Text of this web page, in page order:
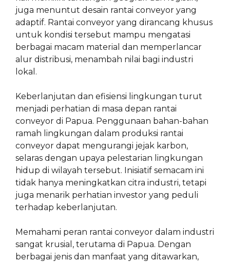
juga menuntut desain rantai conveyor yang
adaptif. Rantai conveyor yang dirancang khusus
untuk kondisi tersebut mampu mengatasi
berbagai macam material dan memperlancar
alur distribusi, menambah nilai bagi industri
lokal.
Keberlanjutan dan efisiensi lingkungan turut
menjadi perhatian di masa depan rantai
conveyor di Papua. Penggunaan bahan-bahan
ramah lingkungan dalam produksi rantai
conveyor dapat mengurangi jejak karbon,
selaras dengan upaya pelestarian lingkungan
hidup di wilayah tersebut. Inisiatif semacam ini
tidak hanya meningkatkan citra industri, tetapi
juga menarik perhatian investor yang peduli
terhadap keberlanjutan.
Memahami peran rantai conveyor dalam industri
sangat krusial, terutama di Papua. Dengan
berbagai jenis dan manfaat yang ditawarkan,